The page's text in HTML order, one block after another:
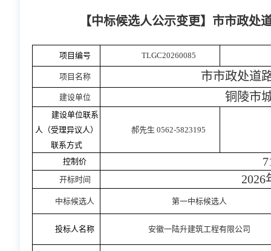
【中标候选人公示变更】市市政
项目编号 TLGC20260085
项目名称 市市政处道
建设单位 铜陵市
建设单位联系
人（受理异议人）
联系方式
郝先生 0562-5823195
控制价
开标时间 2026
中标候选人 第一中标候选人
投标人名称 安徽一陆升建筑工程有限公司